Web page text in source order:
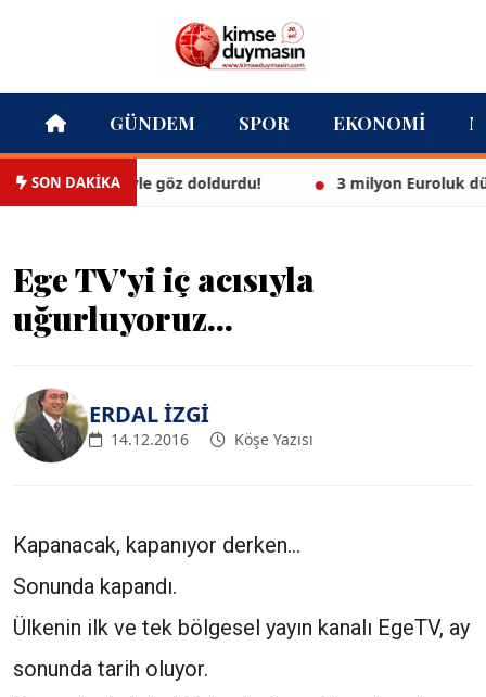
GÜNDEM SPOR EKONOMI
SON DAKİKA
bikinisiyle göz doldurdu! 3 milyon Euroluk
Ege TV'yi iç acısıyla
uğurluyoruz...
ERDAL İZGİ
14.12.2016 Köşe Yazısı
Kapanacak, kapanıyor derken…
Sonunda kapandı.
Ülkenin ilk ve tek bölgesel yayın kanalı EgeTV, ay
sonunda tarih oluyor.